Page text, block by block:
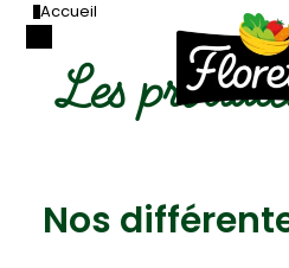
Accueil
Les
Nos